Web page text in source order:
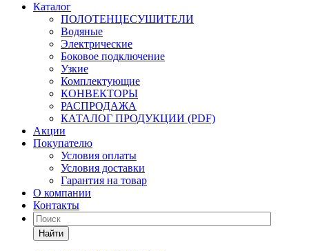
Каталог
ПОЛОТЕНЦЕСУШИТЕЛИ
Водяные
Электрические
Боковое подключение
Узкие
Комплектующие
КОНВЕКТОРЫ
РАСПРОДАЖА
КАТАЛОГ ПРОДУКЦИИ (PDF)
Акции
Покупателю
Условия оплаты
Условия доставки
Гарантия на товар
О компании
Контакты
Найти